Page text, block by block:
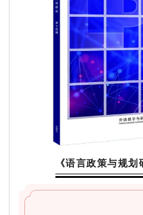
《语言政策与规